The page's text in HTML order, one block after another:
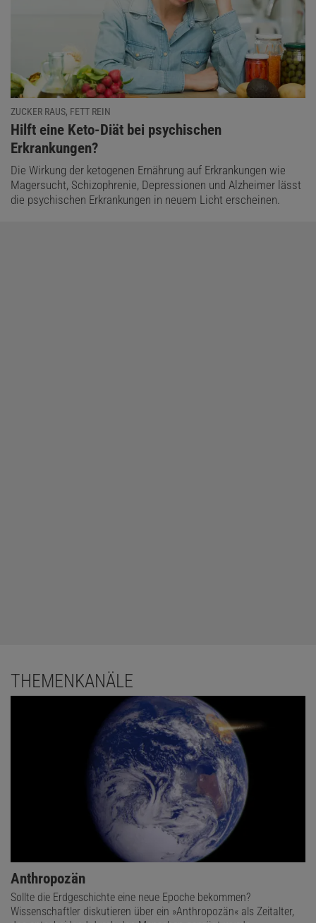
ZUCKER RAUS, FETT REIN
:Hilft eine Keto-Diät bei psychischen
Erkrankungen?
Die Wirkung der ketogenen Ernährung auf Erkrankungen wie
Magersucht, Schizophrenie, Depressionen und Alzheimer lässt
die psychischen Erkrankungen in neuem Licht erscheinen.
THEMENKANÄLE
Anthropozän
Sollte die Erdgeschichte eine neue Epoche bekommen?
Wissenschaftler diskutieren über ein »Anthropozän« als Zeitalter,